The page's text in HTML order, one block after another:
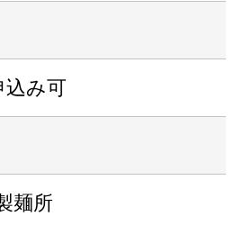
込み可
麺所